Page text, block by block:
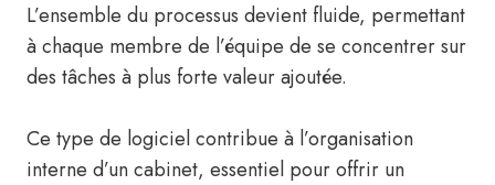
L’ensemble du processus devient fluide, permettant
à chaque membre de l’équipe de se concentrer sur
des tâches à plus forte valeur ajoutée.
Ce type de logiciel contribue à l’organisation
interne d’un cabinet, essentiel pour offrir un